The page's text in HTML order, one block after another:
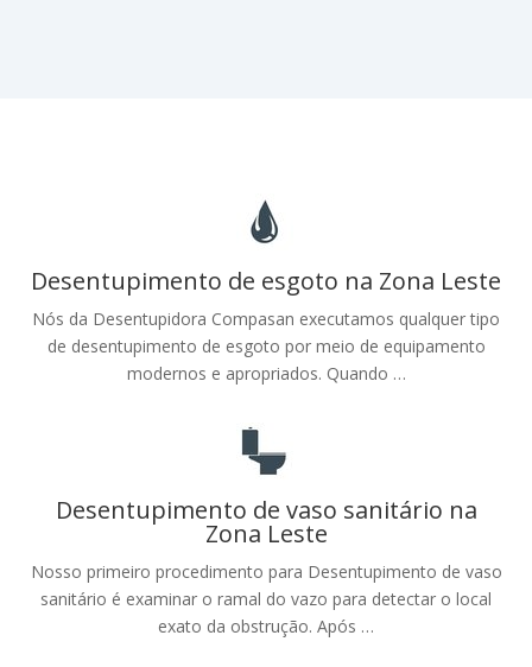
Desentupimento de esgoto na Zona Leste
Nós da Desentupidora Compasan executamos qualquer tipo
de desentupimento de esgoto por meio de equipamento
modernos e apropriados. Quando …
Desentupimento de vaso sanitário na
Zona Leste
Nosso primeiro procedimento para Desentupimento de vaso
sanitário é examinar o ramal do vazo para detectar o local
exato da obstrução. Após …